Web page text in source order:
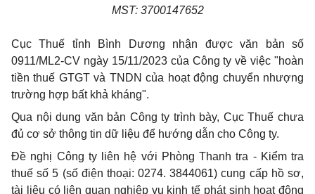
MST: 3700147652
Cục Thuế tỉnh Bình Dương nhận được văn bản số
0911/ML2-CV ngày 15/11/2023 của Công ty về việc "hoàn
tiền thuế GTGT và TNDN của hoạt động chuyển nhượng
trường hợp bất khả kháng".
Qua nội dung văn bản Công ty trình bày, Cục Thuế chưa
đủ cơ sở thông tin dữ liệu để hướng dẫn cho Công ty.
Đề nghị Công ty liên hệ với Phòng Thanh tra - Kiểm tra
thuế số 5 (số điện thoại: 0274. 3844061) cung cấp hồ sơ,
tài liệu có liên quan nghiệp vụ kinh tế phát sinh hoạt động